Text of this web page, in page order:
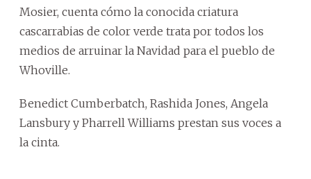
Mosier, cuenta cómo la conocida criatura
cascarrabias de color verde trata por todos los
medios de arruinar la Navidad para el pueblo de
Whoville.
Benedict Cumberbatch, Rashida Jones, Angela
Lansbury y Pharrell Williams prestan sus voces a
la cinta.